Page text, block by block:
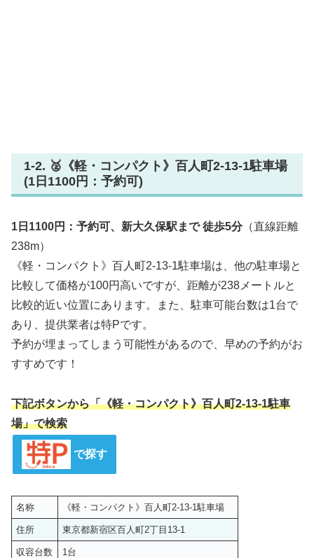
1-2. 🥈《軽・コンパクト》百人町2-13-1駐車場
(1日1100円：予約可)
1日1100円：予約可、新大久保駅まで 徒歩5分（直線距離
238m）
《軽・コンパクト》百人町2-13-1駐車場は、他の駐車場と
比較して価格が100円高いですが、距離が238メートルと
比較的近い位置にあります。また、駐車可能台数は1台で
あり、提供業者は特Pです。
予約が埋まってしまう可能性があるので、早めの予約がお
すすめです！
下記ボタンから「《軽・コンパクト》百人町2-13-1駐車
場」で検索
で探す
名称 《軽・コンパクト》百人町2-13-1駐車場
住所 東京都新宿区百人町2丁目13-1
収容台数 1台